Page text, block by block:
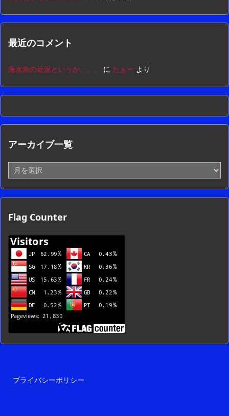
最近のコメント
海水魚の近況というか。。。 に たぁー より
アーカイブ一覧
ー
カ
イ
一
Flag Counter
プライバシーポリシー